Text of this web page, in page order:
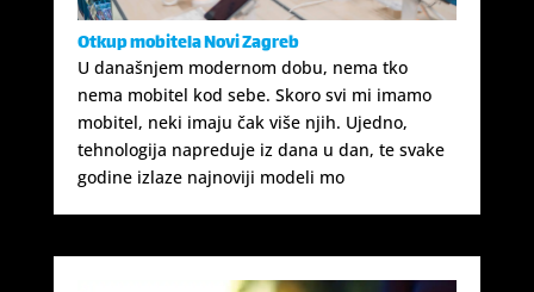
Otkup mobitela Novi Zagreb
U današnjem modernom dobu, nema tko
nema mobitel kod sebe. Skoro svi mi imamo
mobitel, neki imaju čak više njih. Ujedno,
tehnologija napreduje iz dana u dan, te svake
godine izlaze najnoviji modeli mo